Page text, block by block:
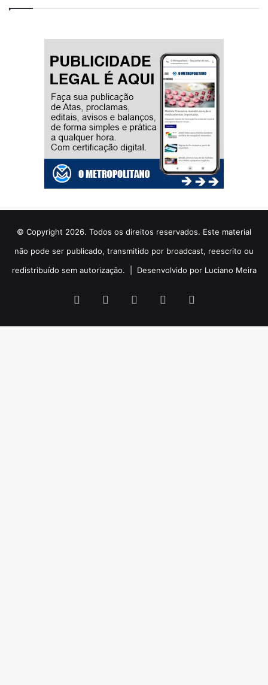
© Copyright 2026. Todos os direitos reservados. Este material
não pode ser publicado, transmitido por broadcast, reescrito ou
redistribuído sem autorização. | Desenvolvido por Luciano Meira
Facebook YouTubeInstagram